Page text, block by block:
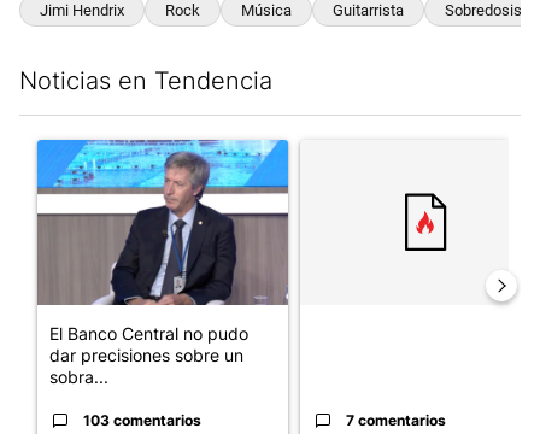
Jimi Hendrix Rock Música Guitarrista Sobredosis
Noticias en Tendencia
Un artículo de tendencia con el título "El Banco Central no
El Banco Central no pudo
dar precisiones sobre un
sobra...
103 comentarios 7 comentarios